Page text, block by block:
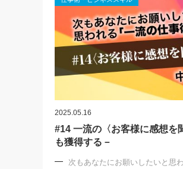
2025.05.16
#14 一流の〈お客様に感想を
も獲得する－
次もあなたにお願いしたいと思